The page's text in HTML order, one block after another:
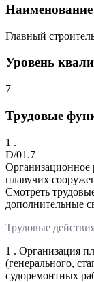
Главный
Уровень
7
Трудовые
1 .
D/01.7
Организационное
плавучих
Смотреть
дополнительные
Трудовые
1 . Организация
(генерального,
судоремонтных